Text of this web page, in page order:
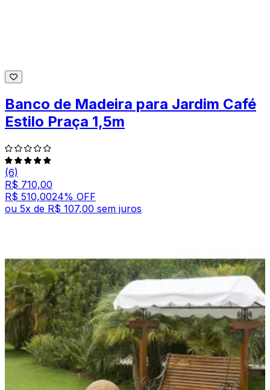
Banco de Madeira para Jardim Café
Estilo Praça 1,5m
(6)
R$ 710,00
R$ 510,0024% OFF
ou 5x de R$ 107,00 sem juros